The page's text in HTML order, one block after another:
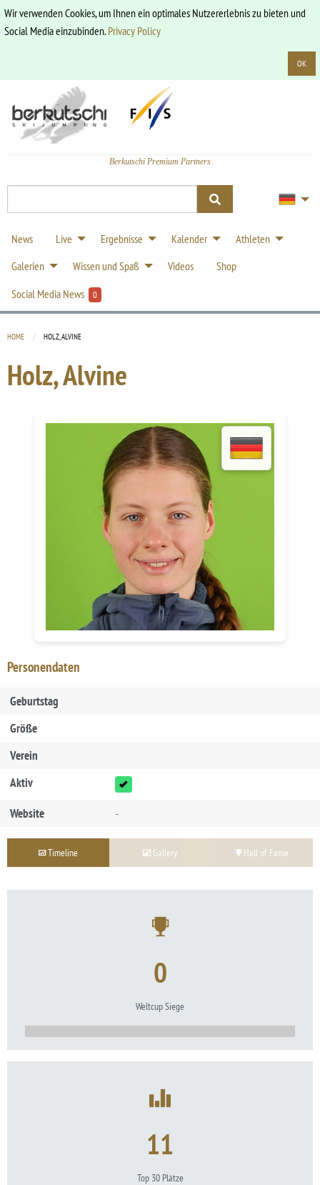
Wir verwenden Cookies, um Ihnen ein optimales Nutzererlebnis zu bieten und
Social Media einzubinden.Privacy Policy
OK
Berkutschi Premium Partners
News Live Ergebnisse Kalender
Athleten
Galerien
Wissen und Spaß Videos
Shop
Social Media News
0
HOME CURRENT:
HOLZ, ALVINE
Holz, Alvine
Personendaten
Geburtstag
Größe
Verein
Aktiv
Website
-
Timeline Gallery Hall of Fame
0
Weltcup Siege
11
Top 30 Plätze